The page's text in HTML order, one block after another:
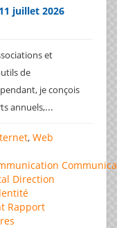
11 juillet 2026
et
de
je conçois
annuels,...
, Web
Direction
Rapport